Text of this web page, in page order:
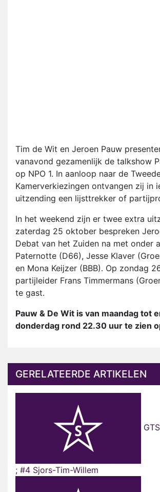
Tim de Wit en Jeroen Pauw
vanavond gezamenlijk de talkshow
op NPO 1. In aanloop naar de
Kamerverkiezingen ontvangen zij in
uitzending een lijsttrekker of
In het weekend zijn er twee extra
zaterdag 25 oktober bespreken
Debat van het Zuiden na met onder
Paternotte (D66), Jesse Klaver
en Mona Keijzer (BBB). Op zondag
partijleider Frans Timmermans
te gast.
Pauw & De Wit is van maandag tot
donderdag rond 22.30 uur te zien
GERELATEERDE ARTIKELEN
; #4 Sjors-Tim-Willem